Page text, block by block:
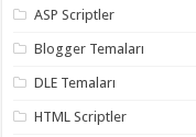
evden
taşımacılık,
organizasyon,
organizasyon,
ASP Scriptler
Blogger Temaları
DLE Temaları
HTML Scriptler